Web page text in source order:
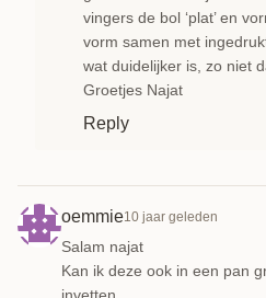
vingers de bol ‘plat’ en
vorm samen met
wat duidelijker is, zo niet
Groetjes Najat
Reply
oemmie10 jaar geleden
Salam najat
Kan ik deze ook in een pan
invetten